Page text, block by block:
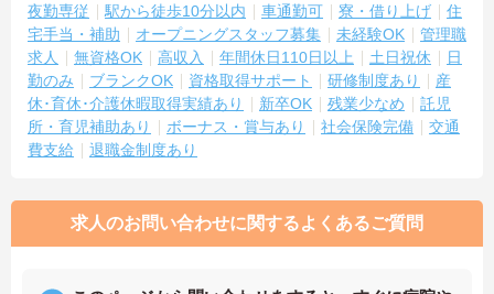
夜勤専従 駅から徒歩10分以内 車通勤可 寮・借り上げ
住
宅手当・補助
オープニングスタッフ募集 未経験OK
管理職
求人
無資格OK 高収入 年間休日110日以上 土日祝休
日
勤のみ
ブランクOK 資格取得サポート 研修制度あり
産
休･育休･介護休暇取得実績あり
新卒OK 残業少なめ
託児
所・育児補助あり
ボーナス・賞与あり 社会保険完備
交通
費支給
退職金制度あり
求人のお問い合わせに関するよくあるご質問